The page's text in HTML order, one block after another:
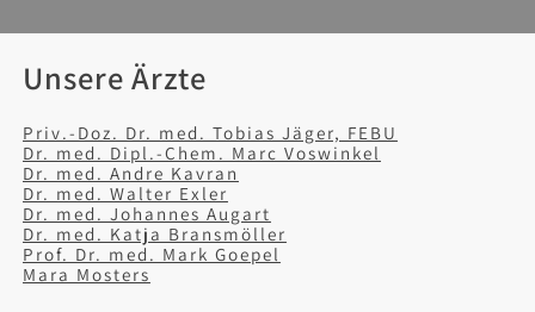
Unsere Ärzte
Priv.-Doz. Dr. med. Tobias Jäger, FEBU
Dr. med. Dipl.-Chem. Marc Voswinkel
Dr. med. Andre Kavran
Dr. med. Walter Exler
Dr. med. Johannes Augart
Dr. med. Katja Bransmöller
Prof. Dr. med. Mark Goepel
Mara Mosters